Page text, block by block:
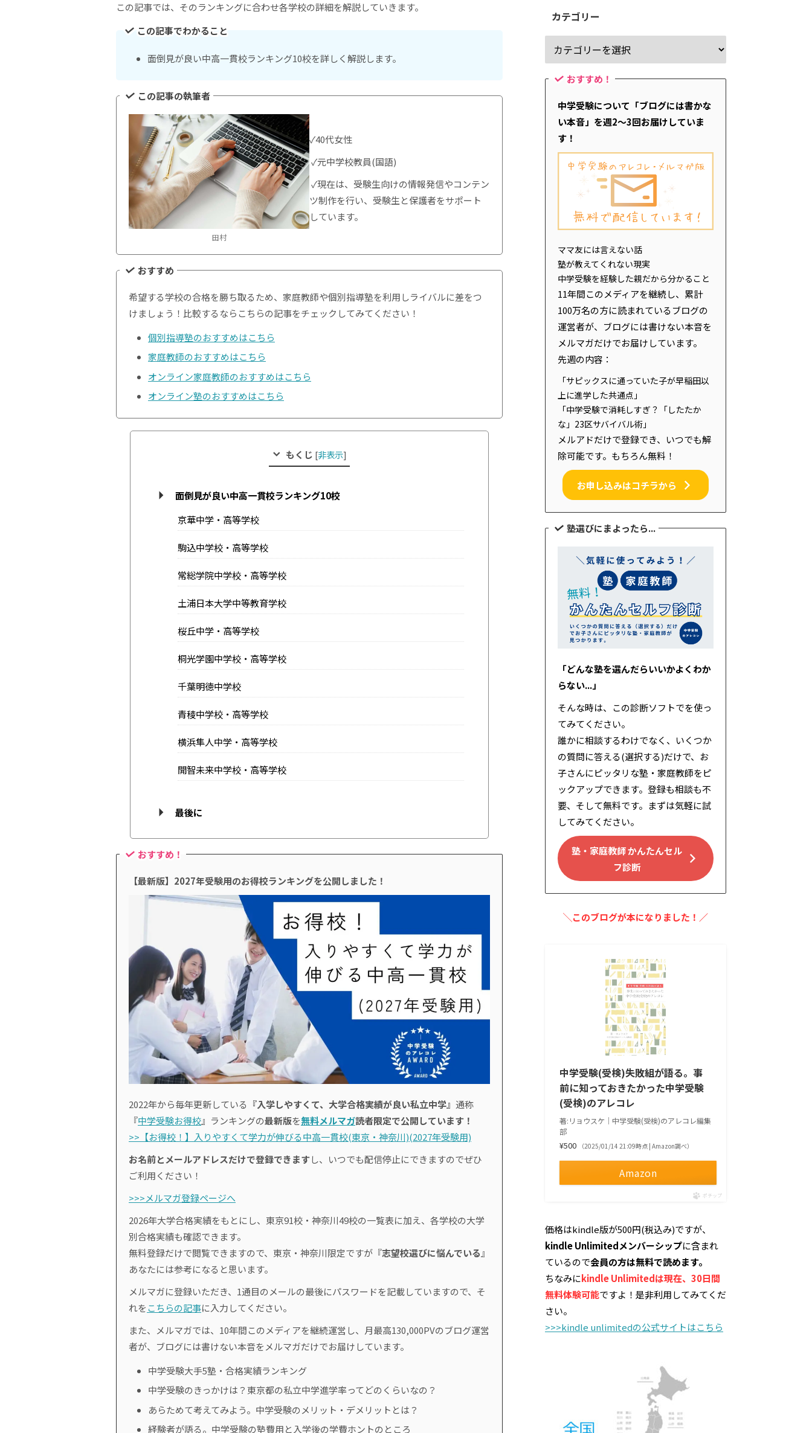
この記事では、そのランキングに合わせ各学校の詳細を解説していきます。
この記事でわかること
面倒見が良い中高一貫校ランキング10校を詳しく解説します。
この記事の執筆者
田村
✓40代女性
✓元中学校教員(国語)
✓現在は、受験生向けの情報発信やコンテン
ツ制作を行い、受験生と保護者をサポート
しています。
おすすめ
希望する学校の合格を勝ち取るため、家庭教師や個別指導塾を利用しライバルに差をつ
けましょう！比較するならこちらの記事をチェックしてみてください！
個別指導塾のおすすめはこちら
家庭教師のおすすめはこちら
オンライン家庭教師のおすすめはこちら
オンライン塾のおすすめはこちら
もくじ [非表示]
面倒見が良い中高一貫校ランキング10校
京華中学・高等学校
駒込中学校・高等学校
常総学院中学校・高等学校
土浦日本大学中等教育学校
桜丘中学・高等学校
桐光学園中学校・高等学校
千葉明徳中学校
青稜中学校・高等学校
横浜隼人中学・高等学校
開智未来中学校・高等学校
最後に
おすすめ！
【最新版】2027年受験用のお得校ランキングを公開しました！
2022年から毎年更新している 『入学しやすくて、大学合格実績が良い私立中学』 通称
『中学受験お得校』ランキングの最新版を無料メルマガ読者限定で公開しています！
>>【お得校！】入りやすくて学力が伸びる中高一貫校(東京・神奈川)(2027年受験用)
お名前とメールアドレスだけで登録できますし、いつでも配信停止にできますのでぜひ
ご利用ください！
>>>メルマガ登録ページへ
2026年大学合格実績をもとにし、東京91校・神奈川49校の一覧表に加え、各学校の大学
別合格実績も確認できます。
無料登録だけで閲覧できますので、東京・神奈川限定ですが『志望校選びに悩んでいる 』
あなたには参考になると思います。
メルマガに登録いただき、1通目のメールの最後にパスワードを記載していますので、そ
れをこちらの記事に入力してください。
また、メルマガでは、10年間このメディアを継続運営し、月最高130,000PVのブログ運営
者が、ブログには書けない本音をメルマガだけでお届けしています。
中学受験大手5塾・合格実績ランキング
中学受験のきっかけは？東京都の私立中学進学率ってどのくらいなの？
あらためて考えてみよう。中学受験のメリット・デメリットとは？
経験者が語る。中学受験の塾費用と入学後の学費ホントのところ
カテゴリー
おすすめ！
中学受験について「ブログには書かな
い本音」を週2～3回お届けしていま
す！
ママ友には言えない話
塾が教えてくれない現実
中学受験を経験した親だから分かること
11年間このメディアを継続し、累計
100万名の方に読まれているブログの
運営者が、ブログには書けない本音を
メルマガだけでお届けしています。
先週の内容：
「サピックスに通っていた子が早稲田以
上に進学した共通点」
「中学受験で消耗しすぎ？「したたか
な」23区サバイバル術」
メルアドだけで登録でき、いつでも解
除可能です。もちろん無料！
お申し込みはコチラから
塾選びにまよったら...
「どんな塾を選んだらいいかよくわか
らない...」
そんな時は、この診断ソフトでを使っ
てみてください。
誰かに相談するわけでなく、いくつか
の質問に答える(選択する)だけで、お
子さんにピッタリな塾・家庭教師をピ
ックアップできます。登録も相談も不
要、そして無料です。まずは気軽に試
してみてください。
塾・家庭教師 かんたんセル
フ診断
╲このブログが本になりました！／
中学受験(受検)失敗組が語る。事
前に知っておきたかった中学受験
(受検)のアレコレ
著:リョウスケ｜中学受験(受検)のアレコレ編集
部
¥500 （2025/01/14 21:09時点 | Amazon調べ）
Amazon
ポチップ
価格はkindle版が500円(税込み)ですが、
kindle Unlimitedメンバーシップに含まれ
ているので会員の方は無料で読めます。
ちなみにkindle Unlimitedは現在、30日間
無料体験可能ですよ！是非利用してみてくだ
さい。
>>>kindle unlimitedの公式サイトはこちら